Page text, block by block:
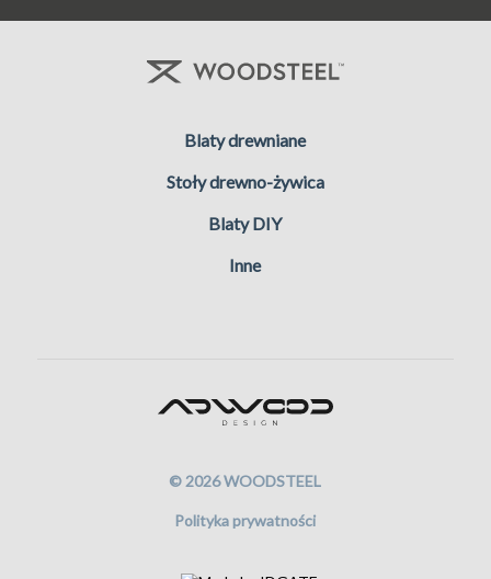
Blaty drewniane
Stoły drewno-żywica
Blaty DIY
Inne
© 2026 WOODSTEEL
Polityka prywatności